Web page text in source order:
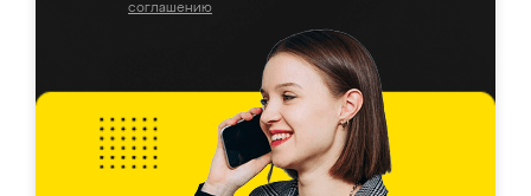
соглашению